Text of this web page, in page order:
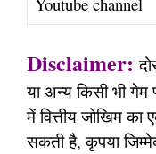
Disclaimer:
या अन्य किसी भी गेम
में वित्तीय जोखिम
सकती है, कृपया